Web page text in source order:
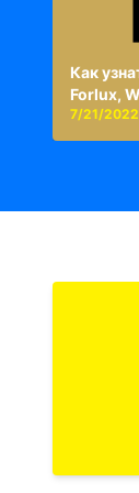
Как
Forlux,
7/21/2022